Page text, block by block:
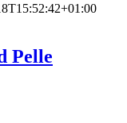
Pelle